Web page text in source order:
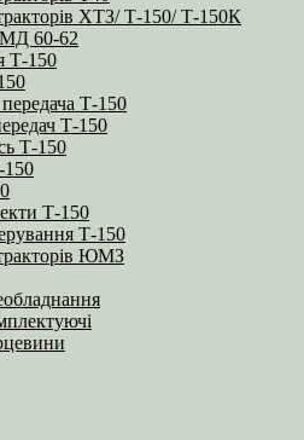
ХТЗ/ Т-150/ Т-150К
60-62
Т-150
Т-150
Т-150
Т-150
150
Т-150
Т-150
ЮМЗ